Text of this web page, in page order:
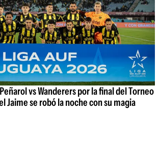
vs Wanderers por la final del Torneo
Jaime se robó la noche con su magia